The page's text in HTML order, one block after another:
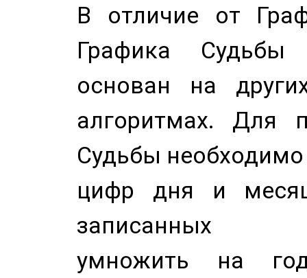
В отличие от
Графика
основан на
алгоритмах. Для
Судьбы
цифр дня и
записанных
умножить на